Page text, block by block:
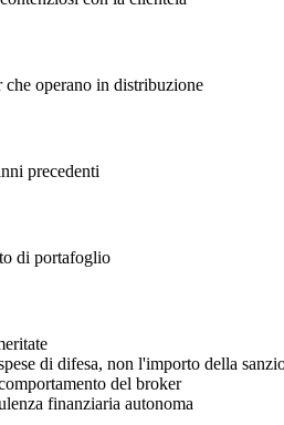
operano in distribuzione
precedenti
di portafoglio
di difesa, non l'importo della
del broker
finanziaria autonoma